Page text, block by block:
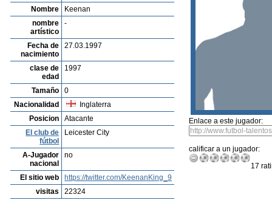
Nombre
Keenan
nombre
artístico
-
Fecha de
nacimiento
27.03.1997
clase de
edad
1997
Tamaño
0
Nacionalidad
Inglaterra
Posicion
Atacante
El club de
fútbol
Leicester City
A-Jugador
nacional
no
El sitio web
https://twitter.com/KeenanKing_9
visitas
22324
Enlace a este jugador:
calificar a un jugador:
17